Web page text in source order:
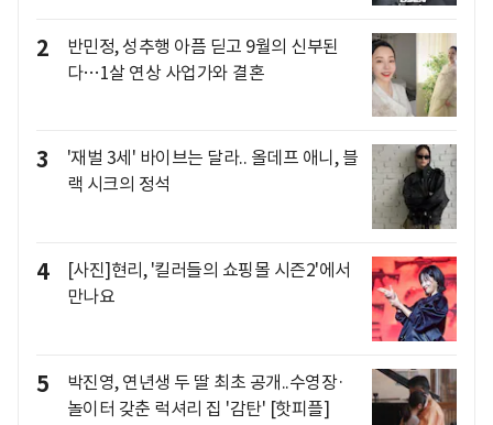
2
반민정, 성추행 아픔 딛고 9월의 신부된
다…1살 연상 사업가와 결혼
3
'재벌 3세' 바이브는 달라.. 올데프 애니, 블
랙 시크의 정석
4
[사진]현리, '킬러들의 쇼핑몰 시즌2'에서
만나요
5
박진영, 연년생 두 딸 최초 공개..수영장·
놀이터 갖춘 럭셔리 집 '감탄' [핫피플]